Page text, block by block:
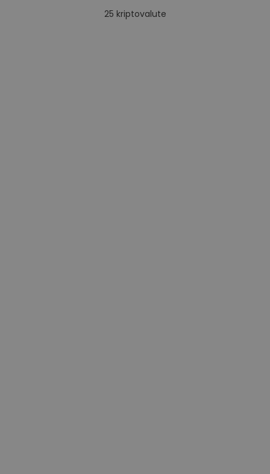
25 kriptovalute